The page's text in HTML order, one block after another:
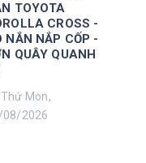
TOYOTA
CROSS -
NẮN NẮP CỐP -
QUÂY QUANH
Thứ Mon,
08/2026